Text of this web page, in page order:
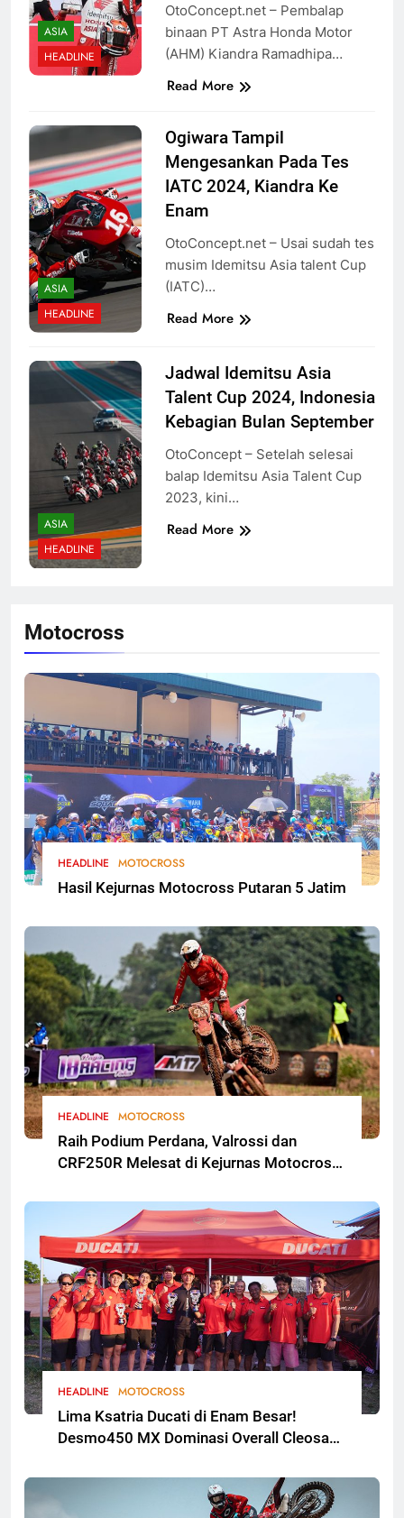
Motocross
HEADLINE MOTOCROSS
Hasil Kejurnas Motocross Putaran 5 Jatim
HEADLINE MOTOCROSS
Raih Podium Perdana, Valrossi dan
CRF250R Melesat di Kejurnas Motocross
HEADLINE MOTOCROSS
Lima Ksatria Ducati di Enam Besar!
Desmo450 MX Dominasi Overall Cleosa
ASIA
HEADLINE
OtoConcept.net – Pembalap
binaan PT Astra Honda Motor
(AHM) Kiandra Ramadhipa…
Read More
ASIA
HEADLINE
Ogiwara Tampil
Mengesankan Pada Tes
IATC 2024, Kiandra Ke
Enam
OtoConcept.net – Usai sudah tes
musim Idemitsu Asia talent Cup
(IATC)…
Read More
ASIA
HEADLINE
Jadwal Idemitsu Asia
Talent Cup 2024, Indonesia
Kebagian Bulan September
OtoConcept – Setelah selesai
balap Idemitsu Asia Talent Cup
2023, kini…
Read More